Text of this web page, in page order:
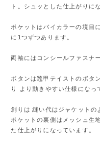
ト。シュッとした仕上がりに
ポケットはバイカラーの境目
に1つずつあります。
両袖にはコンシールファスナ
ボタンは鼈甲テイストのボタ
り より動きやすい仕様になっ
創りは 縫い代はジャケットの
ポケットの裏側はメッシュ生
た仕上がりになっています。